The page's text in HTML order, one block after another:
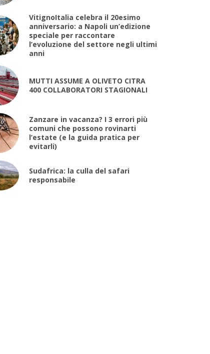
VitignoItalia celebra il 20esimo
anniversario: a Napoli un’edizione
speciale per raccontare
l’evoluzione del settore negli ultimi
anni
MUTTI ASSUME A OLIVETO CITRA
400 COLLABORATORI STAGIONALI
Zanzare in vacanza? I 3 errori più
comuni che possono rovinarti
l’estate (e la guida pratica per
evitarli)
Sudafrica: la culla del safari
responsabile